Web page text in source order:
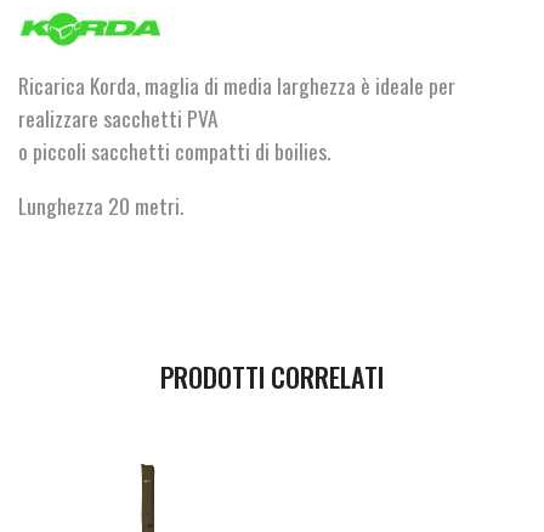
Boilie
Funnel
quantità
Ricarica Korda, maglia di media larghezza è ideale per
realizzare sacchetti PVA
o piccoli sacchetti compatti di boilies.
Lunghezza 20 metri.
PRODOTTI CORRELATI